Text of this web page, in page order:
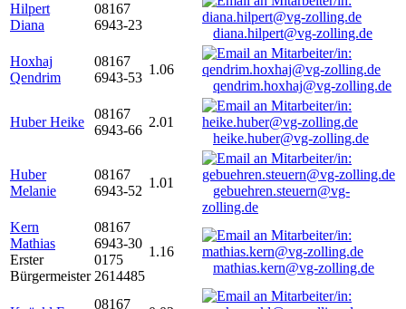
Hilpert
Diana
08167
6943-23
diana.hilpert@vg-zolling.de
Hoxhaj
Qendrim
08167
6943-53
1.06
qendrim.hoxhaj@vg-zolling.de
Huber Heike
08167
6943-66
2.01
heike.huber@vg-zolling.de
Huber
Melanie
08167
6943-52
1.01
gebuehren.steuern@vg-
zolling.de
Kern
Mathias
Erster
Bürgermeister
08167
6943-30
0175
2614485
1.16
mathias.kern@vg-zolling.de
08167